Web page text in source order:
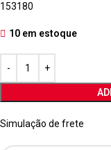
153180
10 em estoque
Simulação de frete